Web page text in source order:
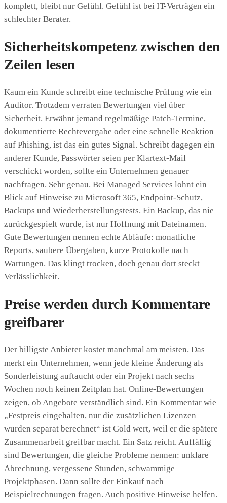
komplett, bleibt nur Gefühl. Gefühl ist bei IT-Verträgen ein
schlechter Berater.
Sicherheitskompetenz zwischen den
Zeilen lesen
Kaum ein Kunde schreibt eine technische Prüfung wie ein
Auditor. Trotzdem verraten Bewertungen viel über
Sicherheit. Erwähnt jemand regelmäßige Patch-Termine,
dokumentierte Rechtevergabe oder eine schnelle Reaktion
auf Phishing, ist das ein gutes Signal. Schreibt dagegen ein
anderer Kunde, Passwörter seien per Klartext-Mail
verschickt worden, sollte ein Unternehmen genauer
nachfragen. Sehr genau. Bei Managed Services lohnt ein
Blick auf Hinweise zu Microsoft 365, Endpoint-Schutz,
Backups und Wiederherstellungstests. Ein Backup, das nie
zurückgespielt wurde, ist nur Hoffnung mit Dateinamen.
Gute Bewertungen nennen echte Abläufe: monatliche
Reports, saubere Übergaben, kurze Protokolle nach
Wartungen. Das klingt trocken, doch genau dort steckt
Verlässlichkeit.
Preise werden durch Kommentare
greifbarer
Der billigste Anbieter kostet manchmal am meisten. Das
merkt ein Unternehmen, wenn jede kleine Änderung als
Sonderleistung auftaucht oder ein Projekt nach sechs
Wochen noch keinen Zeitplan hat. Online-Bewertungen
zeigen, ob Angebote verständlich sind. Ein Kommentar wie
„Festpreis eingehalten, nur die zusätzlichen Lizenzen
wurden separat berechnet“ ist Gold wert, weil er die spätere
Zusammenarbeit greifbar macht. Ein Satz reicht. Auffällig
sind Bewertungen, die gleiche Probleme nennen: unklare
Abrechnung, vergessene Stunden, schwammige
Projektphasen. Dann sollte der Einkauf nach
Beispielrechnungen fragen. Auch positive Hinweise helfen.